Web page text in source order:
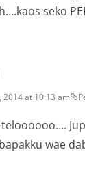
seko
2014 at 10:13 am
wae